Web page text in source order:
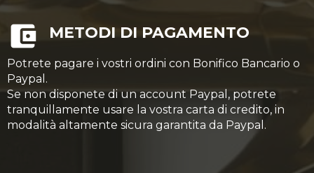
METODI DI PAGAMENTO
Potrete pagare i vostri ordini con Bonifico Bancario o
Paypal.
Se non disponete di un account Paypal, potrete
tranquillamente usare la vostra carta di credito, in
modalità altamente sicura garantita da Paypal.